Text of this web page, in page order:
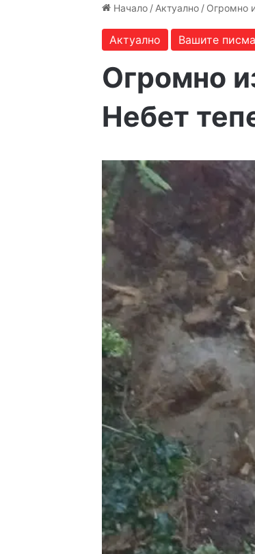
Начало / Актуално / Огромно
Актуално Вашите писма
Огромно
Небет